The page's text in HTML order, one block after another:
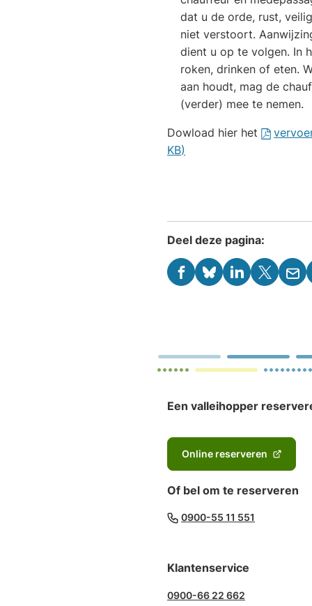
dat u de orde, rust,
niet verstoort.
dient u op te volgen. In
roken, drinken of eten.
aan houdt, mag de
(verder) mee te nemen.
Dowload hier het
KB)
Deel deze pagina:
(Verwijst(Verwijst(Verwijst(Verwijst
Een valleihopper
Online reserveren
(Verwijst
een
website)
Of bel om te reserveren
0900-55 11 551
Klantenservice
0900-66 22 662